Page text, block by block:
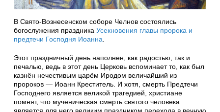
В Свято-Вознесенском соборе Челнов состоялись
богослужения праздника Усекновения главы пророка и
предтечи Господня Иоанна
Этот праздничный день наполнен, как радостью, так и
печалью, ведь в этот день Церковь вспоминает то, как был
казнён нечестивым царём Иродом величайший из
пророков — Иоанн Креститель. И хотя, смерть Предтечи
Господнего является великой трагедией, христиане
помнят, что мученическая смерть святого человека